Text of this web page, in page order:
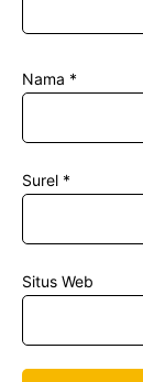
Nama *
Surel *
Situs Web